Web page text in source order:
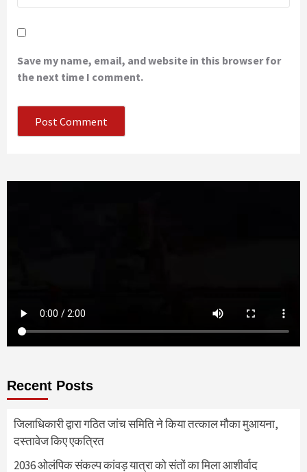
Save my name, email, and website in this browser for
the next time I comment.
Recent Posts
जिलाधिकारी द्वारा गठित जांच समिति ने किया तत्काल मौका मुआयना,
दस्तावेज किए एकत्रित
2036 ओलंपिक संकल्प कांवड़ यात्रा को संतों का मिला आशीर्वाद